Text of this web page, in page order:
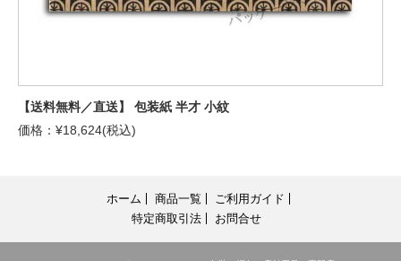
【送料無料／直送】 包装紙 半才 小紋
価格：¥18,624(税込)
ホーム 商品一覧
ご利用ガイド
特定商取引法
お問合せ